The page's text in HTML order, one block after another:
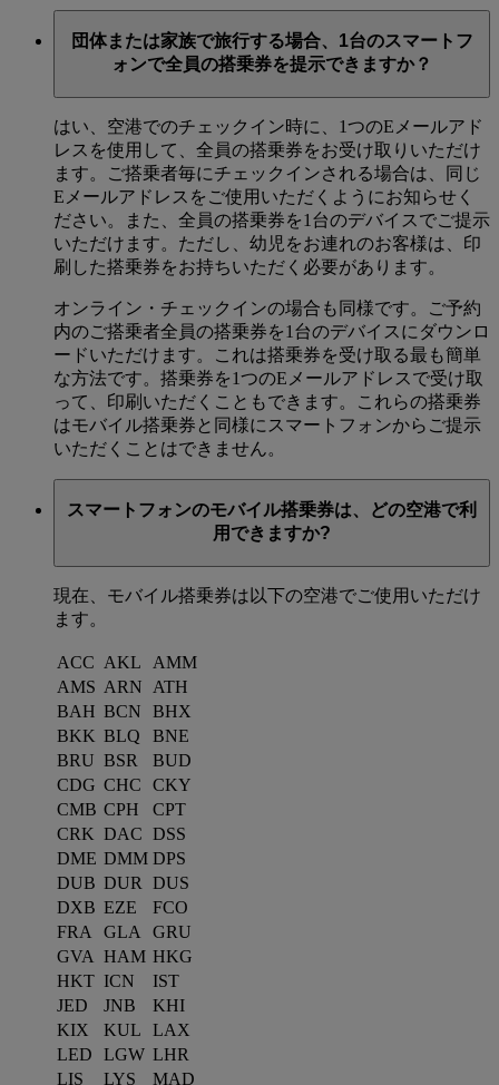
団体または家族で旅行する場合、1台のスマートフ
ォンで全員の搭乗券を提示できますか？
はい、空港でのチェックイン時に、1つのEメールアド
レスを使用して、全員の搭乗券をお受け取りいただけ
ます。ご搭乗者毎にチェックインされる場合は、同じ
Eメールアドレスをご使用いただくようにお知らせく
ださい。また、全員の搭乗券を1台のデバイスでご提示
いただけます。ただし、幼児をお連れのお客様は、印
刷した搭乗券をお持ちいただく必要があります。
オンライン・チェックインの場合も同様です。ご予約
内のご搭乗者全員の搭乗券を1台のデバイスにダウンロ
ードいただけます。これは搭乗券を受け取る最も簡単
な方法です。搭乗券を1つのEメールアドレスで受け取
って、印刷いただくこともできます。これらの搭乗券
はモバイル搭乗券と同様にスマートフォンからご提示
いただくことはできません。
スマートフォンのモバイル搭乗券は、どの空港で利
用できますか?
現在、モバイル搭乗券は以下の空港でご使用いただけ
ます。
ACC AKL
AMM
AMS ARN
ATH
BAH BCN
BHX
BKK BLQ
BNE
BRU BSR
BUD
CDG CHC
CKY
CMB CPH
CPT
CRK DAC DSS
DME DMM DPS
DUB DUR
DUS
DXB EZE
FCO
FRA
GLA
GRU
GVA HAM HKG
HKT ICN
IST
JED
JNB
KHI
KIX
KUL
LAX
LED
LGW LHR
LIS
LYS MAD